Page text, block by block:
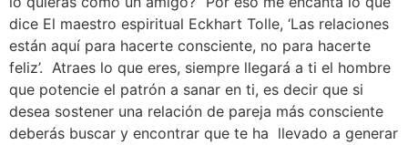
dice El maestro espiritual Eckhart Tolle, ‘Las relaciones
están aquí para hacerte consciente, no para hacerte
feliz’. Atraes lo que eres, siempre llegará a ti el hombre
que potencie el patrón a sanar en ti, es decir que si
desea sostener una relación de pareja más consciente
deberás buscar y encontrar que te ha llevado a generar